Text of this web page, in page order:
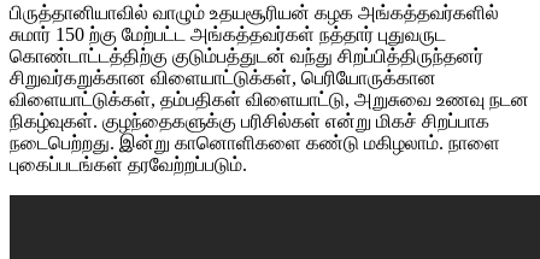
பிருத்தானியாவில் வாழும் உதயசூரியன் கழக அங்கத்தவர்களில்
சுமார் 150 ற்கு மேற்பட்ட அங்கத்தவர்கள் நத்தார் புதுவருட
கொண்டாட்டத்திற்கு குடும்பத்துடன் வந்து சிறப்பித்திருந்தனர்
சிறுவர்கறுக்கான விளையாட்டுக்கள், பெரியோருக்கான
விளையாட்டுக்கள், தம்பதிகள் விளையாட்டு, அறுசுவை உணவு நடன
நிகழ்வுகள். குழந்தைகளுக்கு பரிசில்கள் என்று மிகச் சிறப்பாக
நடைபெற்றது. இன்று கானொளிகளை கண்டு மகிழலாம். நாளை
புகைப்படங்கள் தரவேற்றப்படும்.